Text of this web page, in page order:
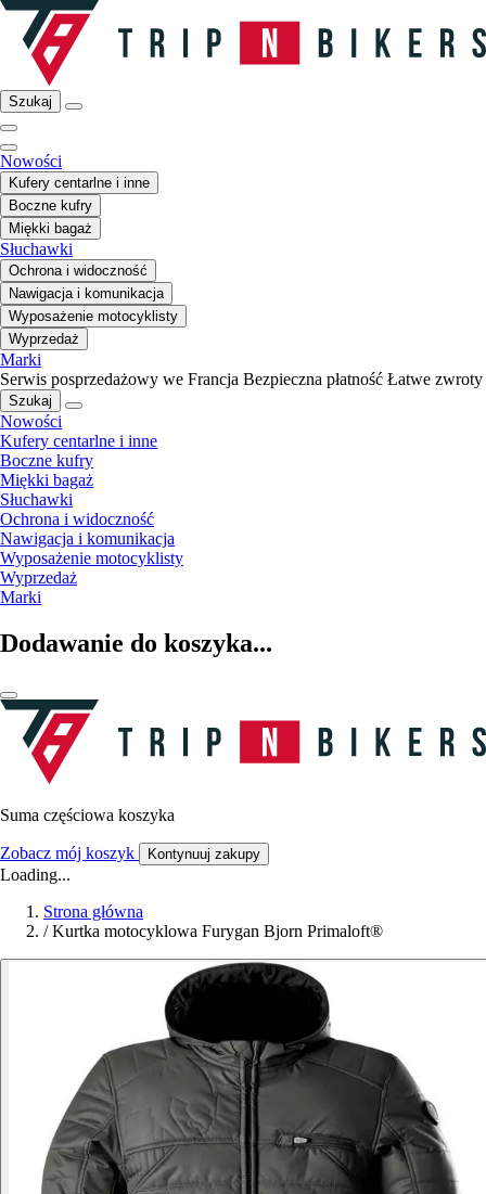
Szukaj
Nowości
Kufery centarlne i inne
Boczne kufry
Miękki bagaż
Słuchawki
Ochrona i widoczność
Nawigacja i komunikacja
Wyposażenie motocyklisty
Wyprzedaż
Marki
Serwis posprzedażowy we Francja Bezpieczna płatność Łatwe zwroty
Szukaj
Nowości
Kufery centarlne i inne
Boczne kufry
Miękki bagaż
Słuchawki
Ochrona i widoczność
Nawigacja i komunikacja
Wyposażenie motocyklisty
Wyprzedaż
Marki
Dodawanie do koszyka...
Suma częściowa koszyka
Zobacz mój koszyk Kontynuuj zakupy
Loading...
Strona główna
/ Kurtka motocyklowa Furygan Bjorn Primaloft®